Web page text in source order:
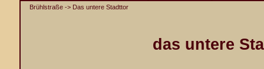
Brühlstraße -> Das untere Stadttor
das untere